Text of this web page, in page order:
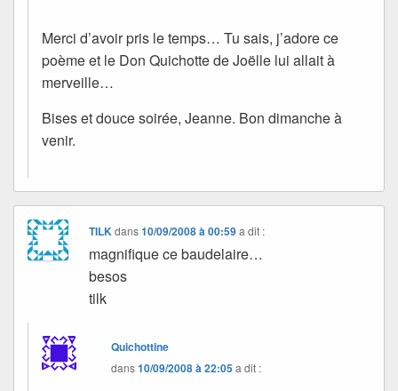
Merci d’avoir pris le temps… Tu sais, j’adore ce
poème et le Don Quichotte de Joëlle lui allait à
merveille…
Bises et douce soirée, Jeanne. Bon dimanche à
venir.
TILKdans10/09/2008 à 00:59 a dit :
magnifique ce baudelaire…
besos
tilk
Quichottine
dans10/09/2008 à 22:05a dit :